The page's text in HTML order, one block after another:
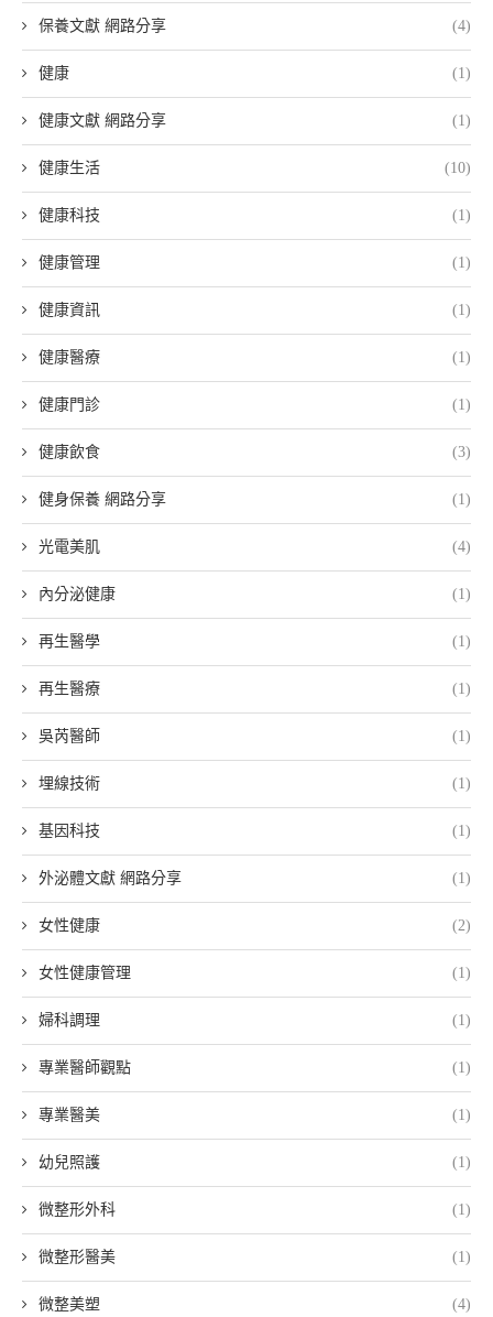
保養文獻 網路分享 (4)
健康 (1)
健康文獻 網路分享 (1)
健康生活 (10)
健康科技 (1)
健康管理 (1)
健康資訊 (1)
健康醫療 (1)
健康門診 (1)
健康飲食 (3)
健身保養 網路分享 (1)
光電美肌 (4)
內分泌健康 (1)
再生醫學 (1)
再生醫療 (1)
吳芮醫師 (1)
埋線技術 (1)
基因科技 (1)
外泌體文獻 網路分享 (1)
女性健康 (2)
女性健康管理 (1)
婦科調理 (1)
專業醫師觀點 (1)
專業醫美 (1)
幼兒照護 (1)
微整形外科 (1)
微整形醫美 (1)
微整美塑 (4)